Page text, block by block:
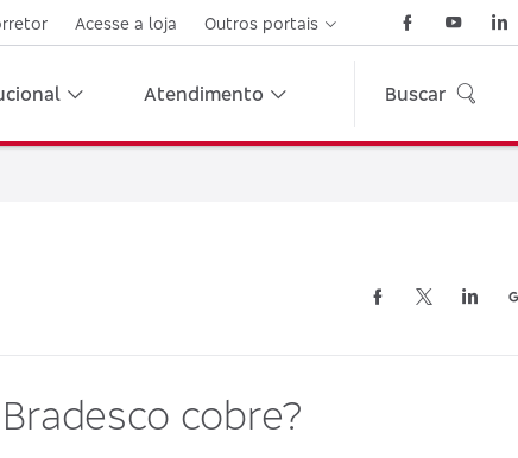
Acesse a loja Outros portais
Atendimento Buscar
cobre?